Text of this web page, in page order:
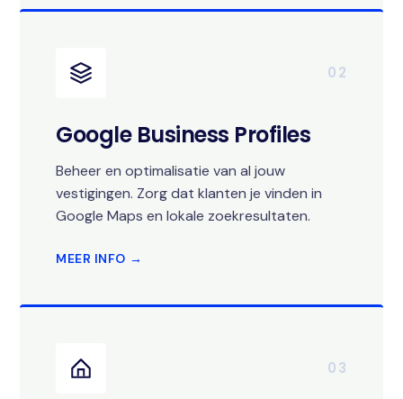
02
Google Business Profiles
Beheer en optimalisatie van al jouw
vestigingen. Zorg dat klanten je vinden in
Google Maps en lokale zoekresultaten.
MEER INFO →
03